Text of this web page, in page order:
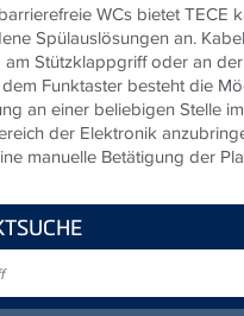
WCs bietet TECE
Spülauslösungen an.
Stützklappgriff oder an
Funktaster besteht die
an einer beliebigen Stelle im
der Elektronik
manuelle Betätigung der